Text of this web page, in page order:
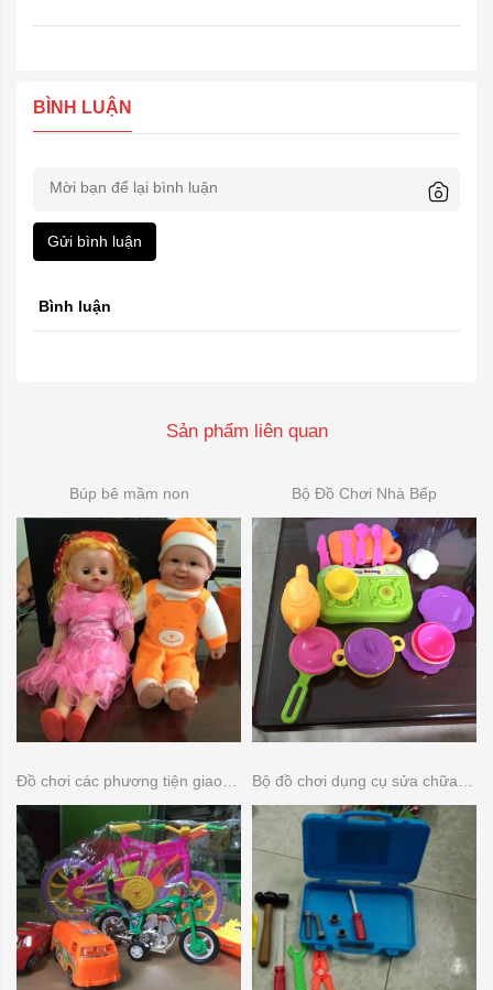
BÌNH LUẬN
Gửi bình luận
Bình luận
Sản phẩm liên quan
Búp bê mầm non Bộ Đồ Chơi Nhà Bếp